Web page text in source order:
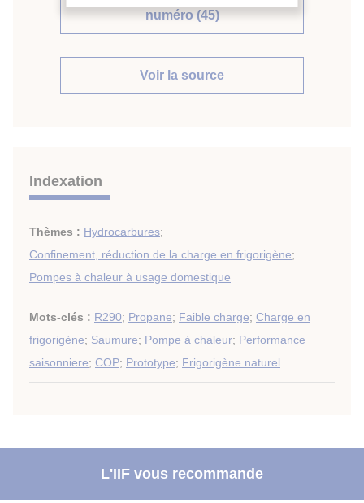
numéro (45)
Voir la source
Indexation
Thèmes : Hydrocarbures;
Confinement, réduction de la charge en frigorigène;
Pompes à chaleur à usage domestique
Mots-clés : R290; Propane; Faible charge; Charge en
frigorigène; Saumure; Pompe à chaleur; Performance
saisonniere; COP; Prototype; Frigorigène naturel
L'IIF vous recommande